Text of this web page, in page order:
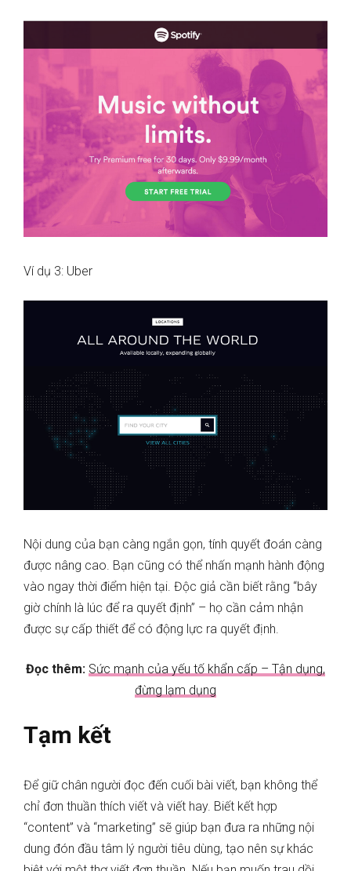
Ví dụ 3: Uber
Nội dung của bạn càng ngắn gọn, tính quyết đoán càng
được nâng cao. Bạn cũng có thể nhấn mạnh hành động
vào ngay thời điểm hiện tại. Độc giả cần biết rằng “bây
giờ chính là lúc để ra quyết định” – họ cần cảm nhận
được sự cấp thiết để có động lực ra quyết định.
Đọc thêm: Sức mạnh của yếu tố khẩn cấp – Tận dụng,
đừng lạm dụng
Tạm kết
Để giữ chân người đọc đến cuối bài viết, bạn không thể
chỉ đơn thuần thích viết và viết hay. Biết kết hợp
“content” và “marketing” sẽ giúp bạn đưa ra những nội
dung đón đầu tâm lý người tiêu dùng, tạo nên sự khác